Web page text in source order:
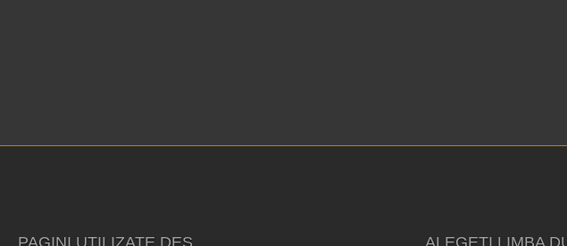
PAGINI UTILIZATE DES ALEGEȚI LIMBA